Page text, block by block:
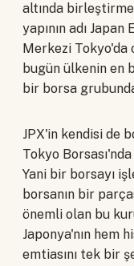
altında
yapının adı
Merkezi Tokyo'da
bugün ülkenin en
bir borsa
JPX'in kendisi de
Tokyo
Yani bir borsayı
borsanın bir
önemli olan bu
Japonya'nın hem
emtiasını tek bir